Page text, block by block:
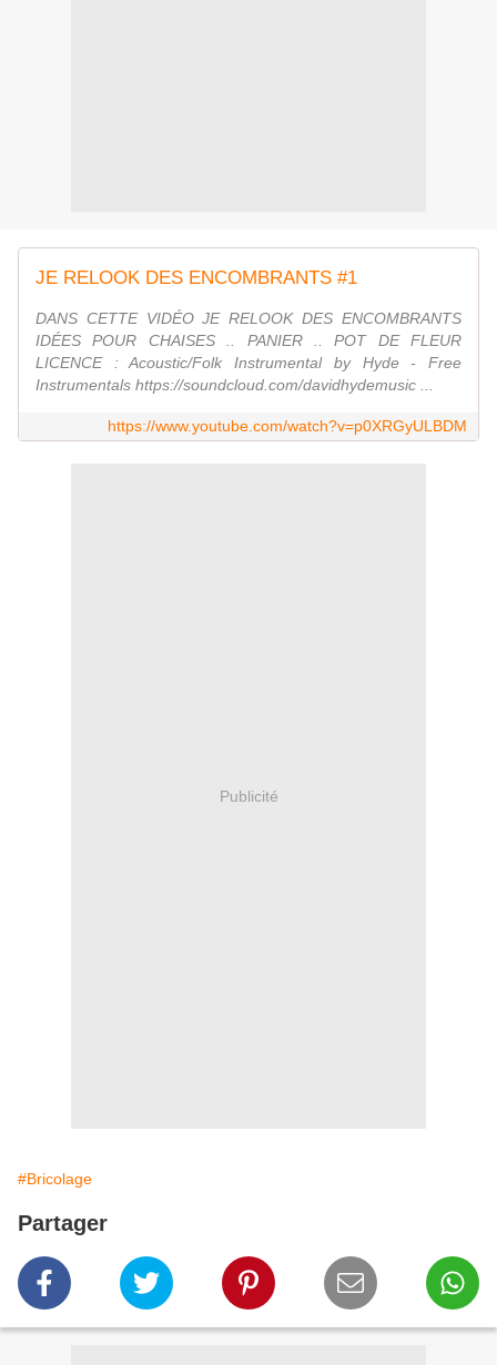
JE RELOOK DES ENCOMBRANTS #1
DANS CETTE VIDÉO JE RELOOK DES ENCOMBRANTS
IDÉES POUR CHAISES .. PANIER .. POT DE FLEUR
LICENCE : Acoustic/Folk Instrumental by Hyde - Free
Instrumentals https://soundcloud.com/davidhydemusic ...
https://www.youtube.com/watch?v=p0XRGyULBDM
Publicité
#Bricolage
Partager